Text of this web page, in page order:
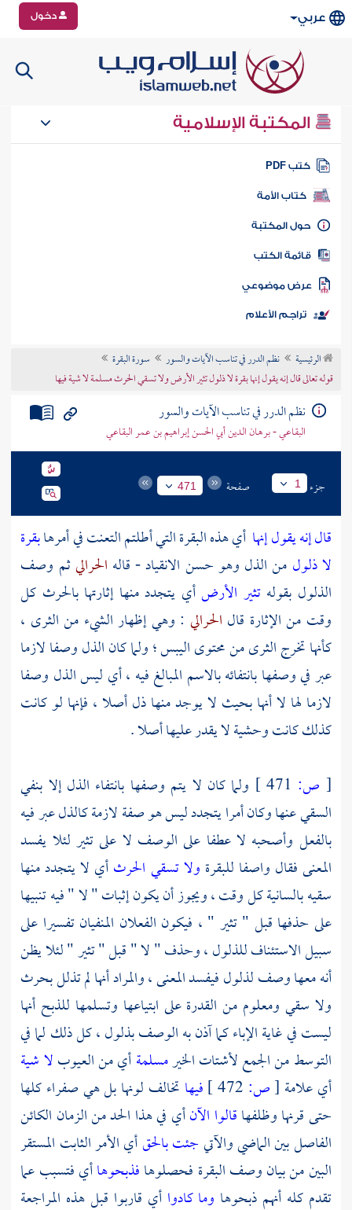
عربي دخول
المكتبة الإسلامية
كتب PDF
كتاب الأمة
المكتبة
الكتب
موضوعي
تراجم الأعلام
الرئيسية نظم الدرر في تناسب الآيات والسور
سورة البقرة
قوله تعالى قال إنه يقول إنها بقرة لا ذلول تثير الأرض ولا تسقي الحرث مسلمة لا شية فيها
نظم الدرر في تناسب الآيات والسور
البقاعي - برهان الدين أبي الحسن إبراهيم بن عمر البقاعي
جزء 1 صفحة 471
قال إنه يقول إنها أي هذه البقرة التي أطلتم التعنت في أمرهابقرة
لا ذلول من الذل وهو حسن الانقياد - قاله الحراليثم وصف
الذلول بقولهتثير الأرضأي يتجدد منها إثارتها بالحرث كل
وقت من الإثارة قال الحرالي : وهي إظهار الشيء من الثرى ،
كأنها تخرج الثرى من محتوى اليبس ؛ ولما كان الذل وصفا لازما
عبر في وصفها بانتفائه بالاسم المبالغ فيه ، أي ليس الذل وصفا
لازما لها لا أنها بحيث لا يوجد منها ذل أصلا ، فإنها لو كانت
كذلك كانت وحشية لا يقدر عليها أصلا .
[ ص:
ولما كان لا يتم وصفها بانتفاء الذل إلا بنفي
السقي عنها وكان أمرا يتجدد ليس هو صفة لازمة كالذل عبر فيه
بالفعل وأصحبه لا عطفا على الوصف لا على تثير لئلا يفسد
المعنى فقال واصفا للبقرة ولا تسقي الحرثأي لا يتجدد منها
سقيه بالسانية كل وقت ، ويجوز أن يكون إثبات " لا " فيه تنبيها
على حذفها قبل " تثير " ، فيكون الفعلان المنفيان تفسيرا على
سبيل الاستئناف للذلول ، وحذف " لا " قبل " تثير " لئلا يظن
أنه معها وصف لذلول فيفسد المعنى ، والمراد أنها لم تذلل بحرث
ولا سقي ومعلوم من القدرة على ابتياعها وتسلمها للذبح أنها
ليست في غاية الإباء كما آذن به الوصف بذلول ، كل ذلك لما في
التوسط من الجمع لأشتات الخيرمسلمةأي من العيوبلا شية
أي علامة [ص: فيها تخالف لونها بل هي صفراء كلها
حتى قرنها وظلفهاقالوا الآنأي في هذا الحد من الزمان الكائن
الفاصل بين الماضي والآتيجئت بالحقأي الأمر الثابت المستقر
البين من بيان وصف البقرة فحصلوهافذبحوهاأي فتسبب عما
تقدم كله أنهم ذبحوها وما كادواأي قاربوا قبل هذه المراجعة